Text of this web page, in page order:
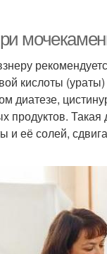
кислоты
диатезе,
продуктов.
и её солей,